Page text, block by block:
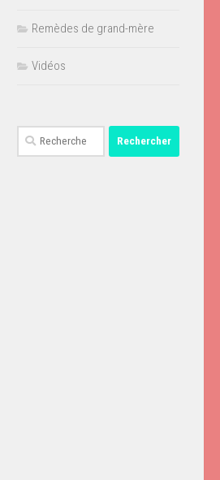
Remèdes de grand-mère
Vidéos
Rechercher :